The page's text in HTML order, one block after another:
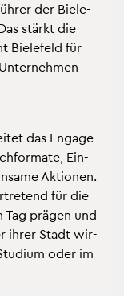
der Bie­le­
stärkt die
Bie­le­feld für
das En­ga­ge­
Ein­
Ak­tio­nen.
für die
prä­gen und
ihrer Stadt wir­
oder im